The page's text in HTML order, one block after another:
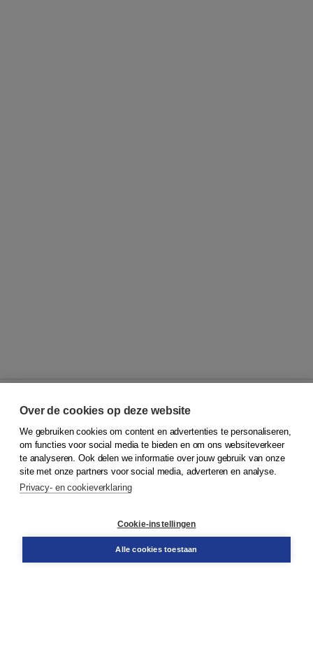
© 2026Koninklijke Boom uitgevers
Klantenservice
Service & informatie
Contact
Over de cookies op deze website
We gebruiken cookies om content en advertenties te personaliseren,
om functies voor social media te bieden en om ons websiteverkeer
te analyseren. Ook delen we informatie over jouw gebruik van onze
site met onze partners voor social media, adverteren en analyse.
Privacy- en cookieverklaring
Cookie-instellingen
Alle cookies toestaan